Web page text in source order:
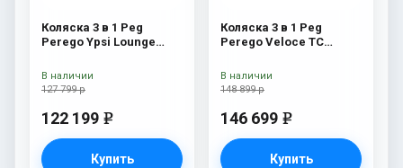
Коляска 3 в 1 Peg
Perego Ypsi Lounge
127 799 р
122 199 e
Купить
В наличии
Коляска 3 в 1 Peg
Perego Veloce TC
Black New
148 899 р
146 699 e
Купить
В наличии